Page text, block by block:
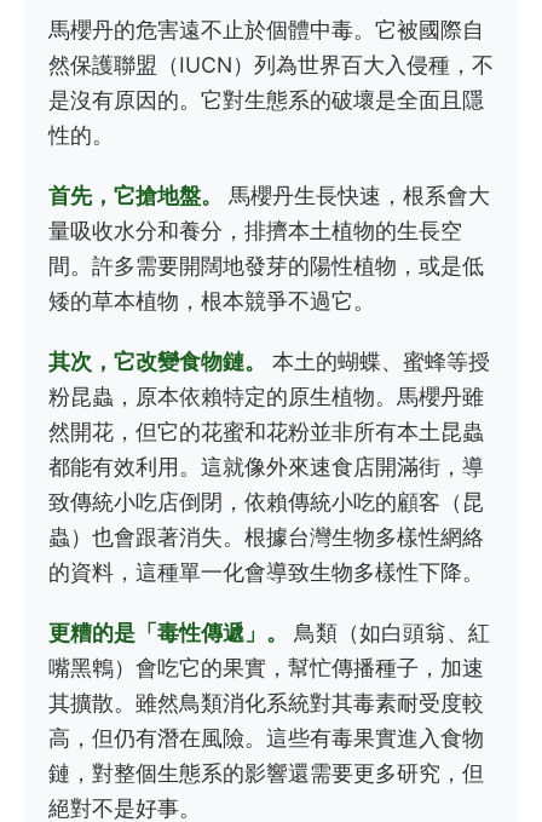
馬櫻丹的危害遠不止於個體中毒。它被國際自
然保護聯盟（IUCN）列為世界百大入侵種，不
是沒有原因的。它對生態系的破壞是全面且隱
性的。
首先，它搶地盤。
馬櫻丹生長快速，根系會大
量吸收水分和養分，排擠本土植物的生長空
間。許多需要開闊地發芽的陽性植物，或是低
矮的草本植物，根本競爭不過它。
其次，它改變食物鏈。
本土的蝴蝶、蜜蜂等授
粉昆蟲，原本依賴特定的原生植物。馬櫻丹雖
然開花，但它的花蜜和花粉並非所有本土昆蟲
都能有效利用。這就像外來速食店開滿街，導
致傳統小吃店倒閉，依賴傳統小吃的顧客（昆
蟲）也會跟著消失。根據台灣生物多樣性網絡
的資料，這種單一化會導致生物多樣性下降。
更糟的是「毒性傳遞」。
鳥類（如白頭翁、紅
嘴黑鵯）會吃它的果實，幫忙傳播種子，加速
其擴散。雖然鳥類消化系統對其毒素耐受度較
高，但仍有潛在風險。這些有毒果實進入食物
鏈，對整個生態系的影響還需要更多研究，但
絕對不是好事。